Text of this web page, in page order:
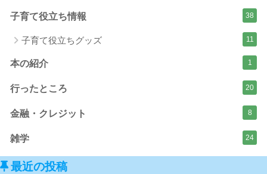
子育て役立ち情報 38
子育て役立ちグッズ 11
本の紹介 1
行ったところ 20
金融・クレジット 8
雑学 24
最近の投稿